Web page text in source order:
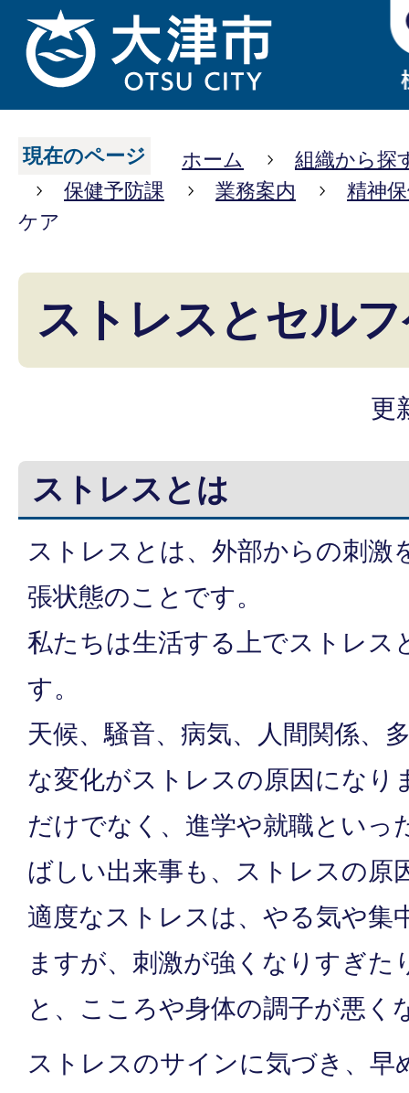
現在のページ ホーム
組織から探
保健予防課
業務案内
精神
ケア
ストレスとセル
更
ストレスとは
ストレスとは、外部からの刺激
張状態のことです。
私たちは生活する上でストレス
す。
天候、騒音、病気、人間関係、
な変化がストレスの原因になり
だけでなく、進学や就職といっ
ばしい出来事も、ストレスの原
適度なストレスは、やる気や集
ますが、刺激が強くなりすぎた
と、こころや身体の調子が悪く
ストレスのサインに気づき、早